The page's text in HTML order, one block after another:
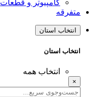
کامپیوتر و قطعات
متفرقه
انتخاب استان
انتخاب استان
انتخاب همه
×